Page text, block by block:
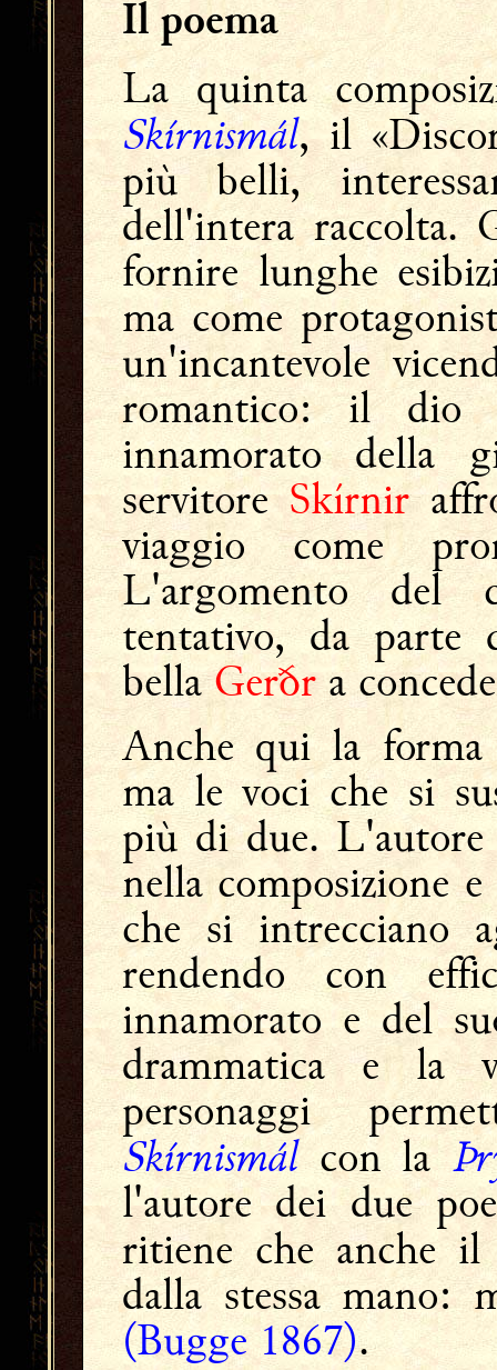
Il poema
La quinta
Skírnismál, il
più belli,
dell'intera raccolta.
fornire lunghe
ma come
un'incantevole
romantico: il dio
innamorato della
servitoreSkírnir
viaggio come
L'argomento del
tentativo, da
bellaGerðra
Anche qui la forma
ma le voci che si
più di due. L'autore
nella composizione
che si intrecciano
rendendo con
innamorato e del
drammatica e la
personaggi
Skírnismálcon la
l'autore dei due
ritiene che anche
dalla stessa mano:
(Bugge 1867).